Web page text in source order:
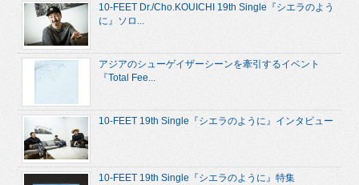
10-FEET Dr./Cho.KOUICHI 19th Single『シエラのよう
に』ソロ...
アジアのシューゲイザーシーンを牽引するイベント
『Total Fee...
10-FEET 19th Single『シエラのように』インタビュー
10-FEET 19th Single『シエラのように』特集